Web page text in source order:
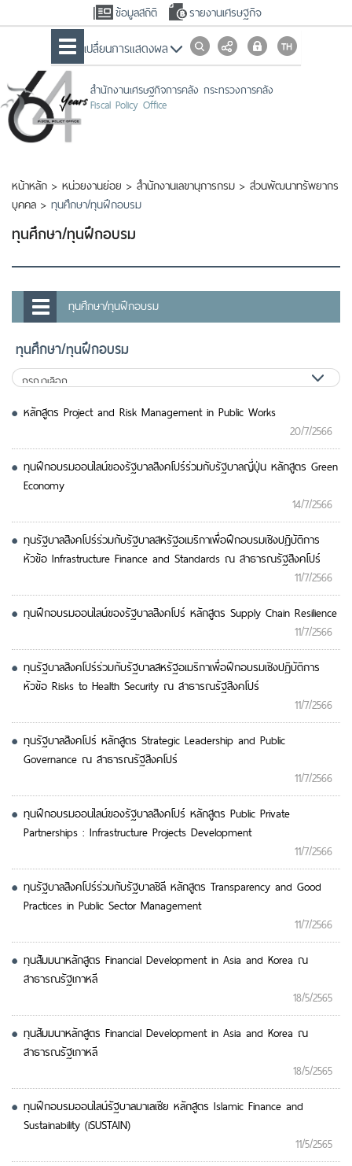
ข้อมูลสถิติ รายงานเศรษฐกิจ
เปลื่ยนการแสดงผล
สำนักงานเศรษฐกิจการคลัง กระทรวงการคลัง
Fiscal Policy Office
หน้าหลัก > หน่วยงานย่อย > สำนักงานเลขานุการกรม > ส่วนพัฒนาทรัพยากร
บุคคล > ทุนศึกษา/ทุนฝึกอบรม
ทุนศึกษา/ทุนฝึกอบรม
ทุนศึกษา/ทุนฝึกอบรม
ทุนศึกษา/ทุนฝึกอบรม
หลักสูตร Project and Risk Management in Public Works
20/7/2566
ทุนฝึกอบรมออนไลน์ของรัฐบาลสิงคโปร์ร่วมกับรัฐบาลญี่ปุ่น หลักสูตร Green
Economy
14/7/2566
ทุนรัฐบาลสิงคโปร์ร่วมกับรัฐบาลสหรัฐอเมริกาเพื่อฝึกอบรมเชิงปฏิบัติการ
หัวข้อ Infrastructure Finance and Standards ณ สาธารณรัฐสิงคโปร์
11/7/2566
ทุนฝึกอบรมออนไลน์ของรัฐบาลสิงคโปร์ หลักสูตร Supply Chain Resilience
11/7/2566
ทุนรัฐบาลสิงคโปร์ร่วมกับรัฐบาลสหรัฐอเมริกาเพื่อฝึกอบรมเชิงปฏิบัติการ
หัวข้อ Risks to Health Security ณ สาธารณรัฐสิงคโปร์
11/7/2566
ทุนรัฐบาลสิงคโปร์ หลักสูตร Strategic Leadership and Public
Governance ณ สาธารณรัฐสิงคโปร์
11/7/2566
ทุนฝึกอบรมออนไลน์ของรัฐบาลสิงคโปร์ หลักสูตร Public Private
Partnerships : Infrastructure Projects Development
11/7/2566
ทุนรัฐบาลสิงคโปร์ร่วมกับรัฐบาลชิลี หลักสูตร Transparency and Good
Practices in Public Sector Management
11/7/2566
ทุนสัมมนาหลักสูตร Financial Development in Asia and Korea ณ
สาธารณรัฐเกาหลี
18/5/2565
ทุนสัมมนาหลักสูตร Financial Development in Asia and Korea ณ
สาธารณรัฐเกาหลี
18/5/2565
ทุนฝึกอบรมออนไลน์รัฐบาลมาเลเซีย หลักสูตร Islamic Finance and
Sustainability (iSUSTAIN)
11/5/2565